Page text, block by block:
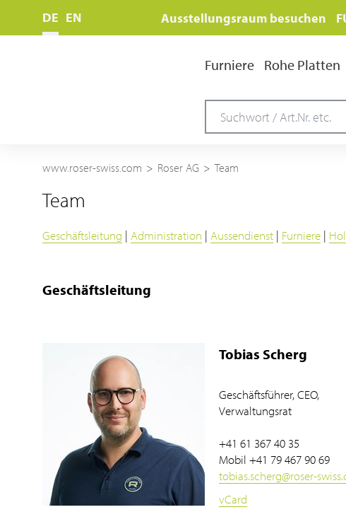
Ausstellungsraum besuchen
DE EN
Furniere Rohe Platten
www.roser-swiss.com Roser AG Team
Team
Geschäftsleitung | Administration | Aussendienst | Furniere |
Geschäftsleitung
Tobias Scherg
Geschäftsführer, CEO,
Verwaltungsrat
+41 61 367 40 35
Mobil +41 79 467 90 69
tobias.scherg@roser-
vCard